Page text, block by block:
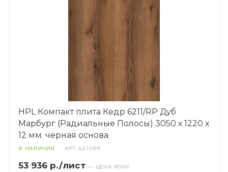
HPL Компакт плита Кедр 6211/RP Дуб
Марбург (Радиальные Полосы) 3050 х 1220 х
12 мм. черная основа
В НАЛИЧИИ АРТ.6211/RP
53 936 р./лист — ЦЕНА РОЗН.